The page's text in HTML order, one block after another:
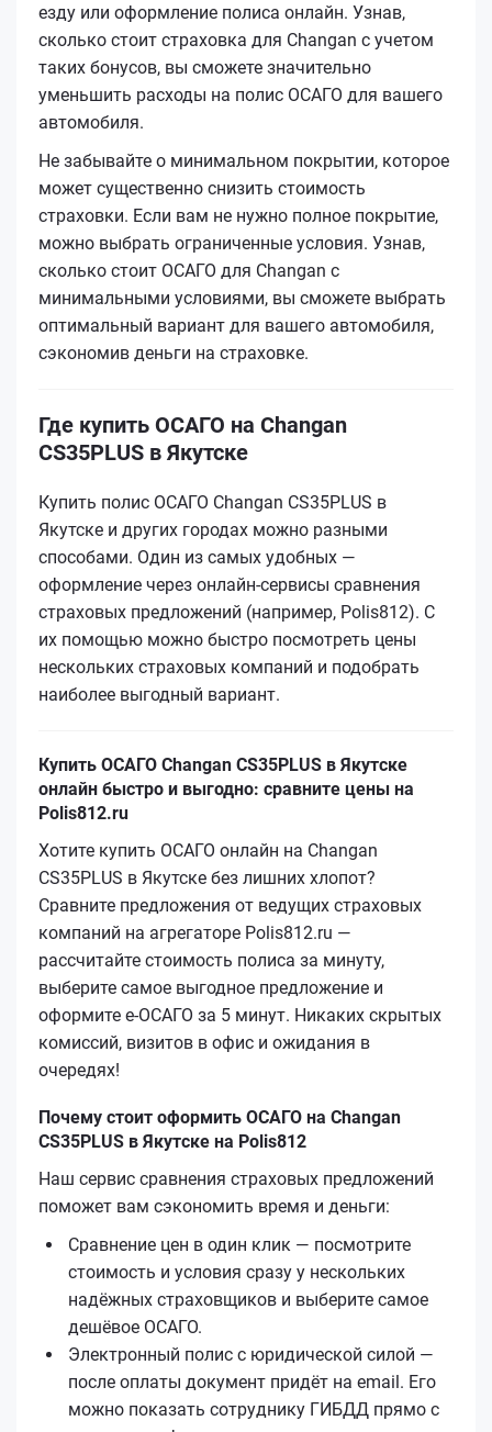
езду или оформление полиса онлайн. Узнав,
сколько стоит страховка для Changan с учетом
таких бонусов, вы сможете значительно
уменьшить расходы на полис ОСАГО для вашего
автомобиля.
Не забывайте о минимальном покрытии, которое
может существенно снизить стоимость
страховки. Если вам не нужно полное покрытие,
можно выбрать ограниченные условия. Узнав,
сколько стоит ОСАГО для Changan с
минимальными условиями, вы сможете выбрать
оптимальный вариант для вашего автомобиля,
сэкономив деньги на страховке.
Где купить ОСАГО на Changan
CS35PLUS в Якутске
Купить полис ОСАГО Changan CS35PLUS в
Якутске и других городах можно разными
способами. Один из самых удобных —
оформление через онлайн-сервисы сравнения
страховых предложений (например, Polis812). С
их помощью можно быстро посмотреть цены
нескольких страховых компаний и подобрать
наиболее выгодный вариант.
Купить ОСАГО Changan CS35PLUS в Якутске
онлайн быстро и выгодно: сравните цены на
Polis812.ru
Хотите купить ОСАГО онлайн на Changan
CS35PLUS в Якутске без лишних хлопот?
Сравните предложения от ведущих страховых
компаний на агрегаторе Polis812.ru —
рассчитайте стоимость полиса за минуту,
выберите самое выгодное предложение и
оформите е‑ОСАГО за 5 минут. Никаких скрытых
комиссий, визитов в офис и ожидания в
очередях!
Почему стоит оформить ОСАГО на Changan
CS35PLUS в Якутске на Polis812
Наш сервис сравнения страховых предложений
поможет вам сэкономить время и деньги:
Сравнение цен в один клик — посмотрите
стоимость и условия сразу у нескольких
надёжных страховщиков и выберите самое
дешёвое ОСАГО.
Электронный полис с юридической силой —
после оплаты документ придёт на email. Его
можно показать сотруднику ГИБДД прямо с